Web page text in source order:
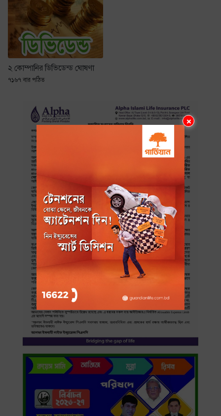
×
২ কোম্পানির ডিভিডেন্ড ঘোষণা
৭১৬৭ বার পঠিত